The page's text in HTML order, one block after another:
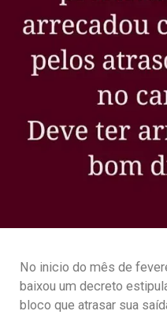
No inicio do mês de
baixou um decreto
bloco que atrasar sua